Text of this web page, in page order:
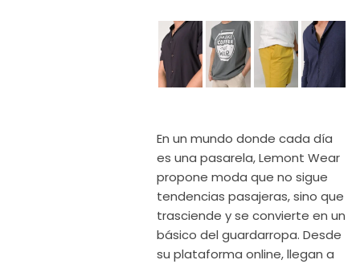
En un mundo donde cada día
es una pasarela, Lemont Wear
propone moda que no sigue
tendencias pasajeras, sino que
trasciende y se convierte en un
básico del guardarropa. Desde
su plataforma online, llegan a